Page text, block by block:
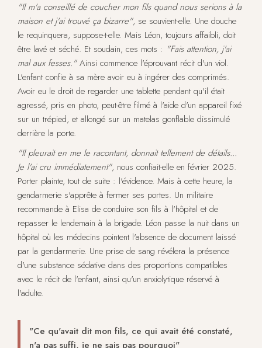
"Il m'a conseillé de coucher mon fils quand nous serions à la
maison et j'ai trouvé ça bizarre", se souvient-elle. Une douche
le requinquera, suppose-t-elle. Mais Léon, toujours affaibli, doit
être lavé et séché. Et soudain, ces mots : "Fais attention, j'ai
mal aux fesses."Ainsi commence l'éprouvant récit d'un viol.
L'enfant confie à sa mère avoir eu à ingérer des comprimés.
Avoir eu le droit de regarder une tablette pendant qu'il était
agressé, pris en photo, peut-être filmé à l'aide d'un appareil fixé
sur un trépied, et allongé sur un matelas gonflable dissimulé
derrière la porte.
"Il pleurait en me le racontant, donnait tellement de détails...
Je l'ai cru immédiatement", nous confiait-elle en février 2025.
Porter plainte, tout de suite : l'évidence. Mais à cette heure, la
gendarmerie s'apprête à fermer ses portes. Un militaire
recommande à Elisa de conduire son fils à l'hôpital et de
repasser le lendemain à la brigade. Léon passe la nuit dans un
hôpital où les médecins pointent l'absence de document laissé
par la gendarmerie. Une prise de sang révélera la présence
d'une substance sédative dans des proportions compatibles
avec le récit de l'enfant, ainsi qu'un anxiolytique réservé à
l'adulte.
"Ce qu'avait dit mon fils, ce qui avait été constaté,
n'a pas suffi, je ne sais pas pourquoi"